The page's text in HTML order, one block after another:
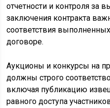
отчетности и контроля за
заключения контракта
соответствия
договоре.
Аукционы и конкурсы на
должны строго
включая публикацию
равного доступа